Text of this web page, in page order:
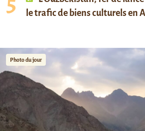
le trafic de biens culturels en
Photo du jour